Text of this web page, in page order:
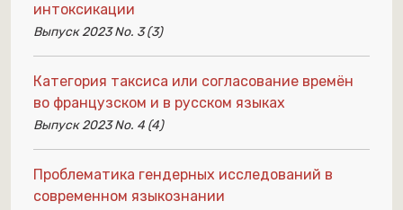
интоксикации
Выпуск 2023 No. 3 (3)
Категория таксиса или согласование времён
во французском и в русском языках
Выпуск 2023 No. 4 (4)
Проблематика гендерных исследований в
современном языкознании